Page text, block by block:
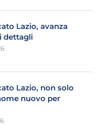
Lazio, avanza
dettagli
Lazio, non solo
nuovo per